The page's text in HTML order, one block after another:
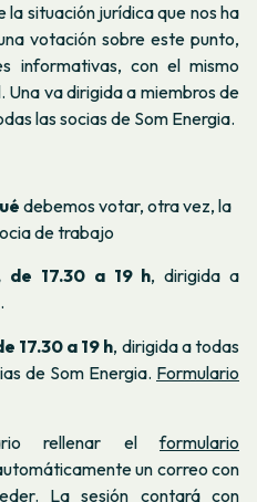
situación jurídica que nos ha
votación sobre este punto,
informativas, con el mismo
va dirigida a miembros de
las socias de Som Energia.
debemos votar, otra vez, la
de trabajo
de 17.30 a 19 h, dirigida a
17.30 a 19 h, dirigida a todas
de Som Energia. Formulario
rellenar elformulario
un correo con
La sesión contará con